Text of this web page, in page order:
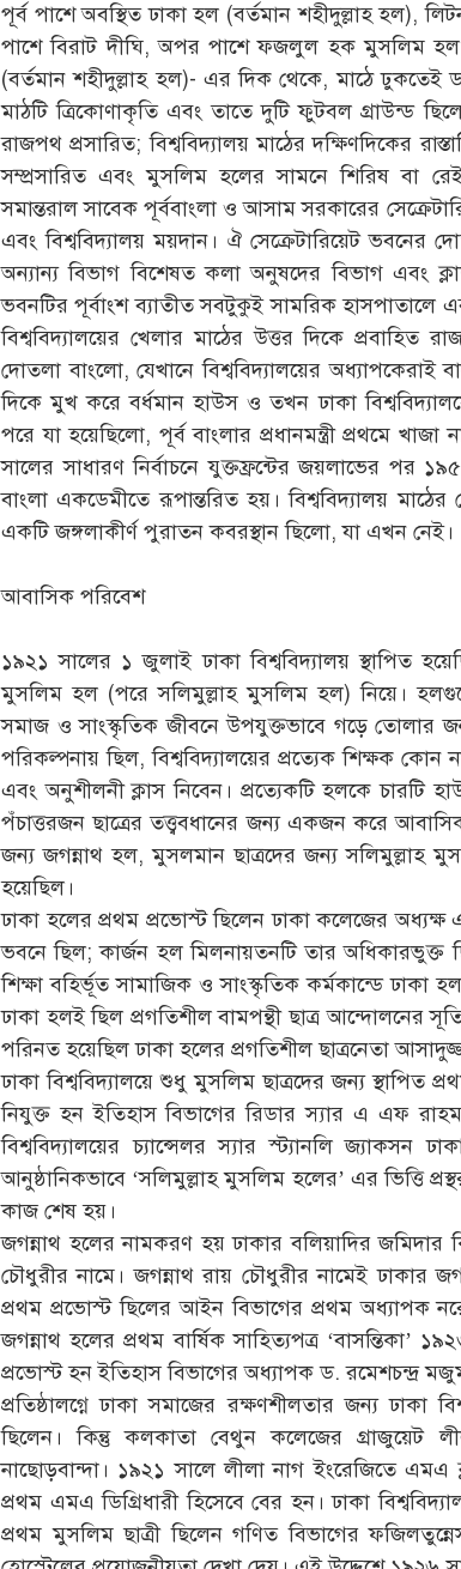
পূর্ব পাশে অবস্থিত ঢাকা হল (বর্তমান শহীদুল্লাহ হল),
পাশে বিরাট দীঘি, অপর পাশে ফজলুল হক মুসলিম হল।
(বর্তমান শহীদুল্লাহ হল)- এর দিক থেকে, মাঠে ঢুকতেই
মাঠটি ত্রিকোণাকৃতি এবং তাতে দুটি ফুটবল গ্রাউন্ড
রাজপথ প্রসারিত; বিশ্ববিদ্যালয় মাঠের দক্ষিণদিকের
সম্প্রসারিত এবং মুসলিম হলের সামনে শিরিষ বা
সমান্তরাল সাবেক পূর্ববাংলা ও আসাম সরকারের
এবং বিশ্ববিদ্যালয় ময়দান। ঐ সেক্রেটারিয়েট
অন্যান্য বিভাগ বিশেষত কলা অনুষদের বিভাগ এবং
ভবনটির পূর্বাংশ ব্যাতীত সবটুকুই সামরিক হাসপাতালে
বিশ্ববিদ্যালয়ের খেলার মাঠের উত্তর দিকে
দোতলা বাংলো, যেখানে বিশ্ববিদ্যালয়ের
দিকে মুখ করে বর্ধমান হাউস ও তখন ঢাকা
পরে যা হয়েছিলো, পূর্ব বাংলার প্রধানমন্ত্রী প্রথমে
সালের সাধারণ নির্বাচনে যুক্তফ্রন্টের জয়লাভের
বাংলা একডেমীতে রূপান্তরিত হয়। বিশ্ববিদ্যালয়
একটি জঙ্গলাকীর্ণ পুরাতন কবরস্থান ছিলো, যা এখন নেই।
আবাসিক পরিবেশ
১৯২১ সালের ১ জুলাই ঢাকা বিশ্ববিদ্যালয় স্থাপিত
মুসলিম হল (পরে সলিমুল্লাহ মুসলিম হল) নিয়ে।
সমাজ ও সাংস্কৃতিক জীবনে উপযুক্তভাবে গড়ে তোলার
পরিকল্পনায় ছিল, বিশ্ববিদ্যালয়ের প্রত্যেক শিক্ষক কোন
এবং অনুশীলনী ক্লাস নিবেন। প্রত্যেকটি হলকে চারটি
পঁচাত্তরজন ছাত্রের তত্ত্ববধানের জন্য একজন করে
জন্য জগন্নাথ হল, মুসলমান ছাত্রদের জন্য সলিমুল্লাহ
হয়েছিল।
ঢাকা হলের প্রথম প্রভোস্ট ছিলেন ঢাকা কলেজের অধ্যক্ষ
ভবনে ছিল; কার্জন হল মিলনায়তনটি তার অধিকারভুক্ত
শিক্ষা বহির্ভূত সামাজিক ও সাংস্কৃতিক কর্মকান্ডে ঢাকা
ঢাকা হলই ছিল প্রগতিশীল বামপন্থী ছাত্র আন্দোলনের
পরিনত হয়েছিল ঢাকা হলের প্রগতিশীল ছাত্রনেতা
ঢাকা বিশ্ববিদ্যালয়ে শুধু মুসলিম ছাত্রদের জন্য
নিযুক্ত হন ইতিহাস বিভাগের রিডার স্যার এ এফ
বিশ্ববিদ্যালয়ের চ্যান্সেলর স্যার স্ট্যানলি জ্যাকসন
আনুষ্ঠানিকভাবে ‘সলিমুল্লাহ মুসলিম হলের’ এর ভিত্তি
কাজ শেষ হয়।
জগন্নাথ হলের নামকরণ হয় ঢাকার বলিয়াদির জমিদার
চৌধুরীর নামে। জগন্নাথ রায় চৌধুরীর নামেই ঢাকার
প্রথম প্রভোস্ট ছিলের আইন বিভাগের প্রথম অধ্যাপক
জগন্নাথ হলের প্রথম বার্ষিক সাহিত্যপত্র ‘বাসন্তিকা’
প্রভোস্ট হন ইতিহাস বিভাগের অধ্যাপক ড. রমেশচন্দ্র
প্রতিষ্ঠালগ্নে ঢাকা সমাজের রক্ষণশীলতার জন্য ঢাকা
ছিলেন। কিন্তু কলকাতা বেথুন কলেজের গ্রাজুয়েট
নাছোড়বান্দা। ১৯২১ সালে লীলা নাগ ইংরেজিতে এমএ
প্রথম এমএ ডিগ্রিধারী হিসেবে বের হন। ঢাকা
প্রথম মুসলিম ছাত্রী ছিলেন গণিত বিভাগের